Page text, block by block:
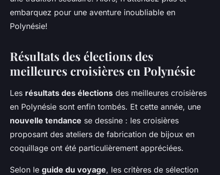
embarquez pour une aventure inoubliable en
Polynésie!
Résultats des élections des
meilleures croisières en Polynésie
Les résultats des élections des meilleures croisières
en Polynésie sont enfin tombés. Et cette année, une
nouvelle tendance se dessine : les croisières
proposant des ateliers de fabrication de bijoux en
coquillage ont été particulièrement appréciées.
Selon le guide du voyage, les critères de sélection